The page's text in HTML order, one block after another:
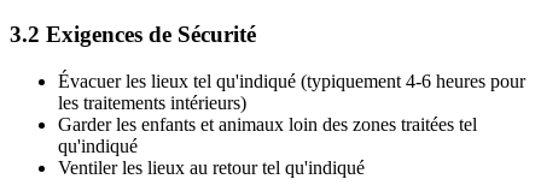
3.2 Exigences de Sécurité
Évacuer les lieux tel qu'indiqué (typiquement 4-6 heures pour
les traitements intérieurs)
Garder les enfants et animaux loin des zones traitées tel
qu'indiqué
Ventiler les lieux au retour tel qu'indiqué